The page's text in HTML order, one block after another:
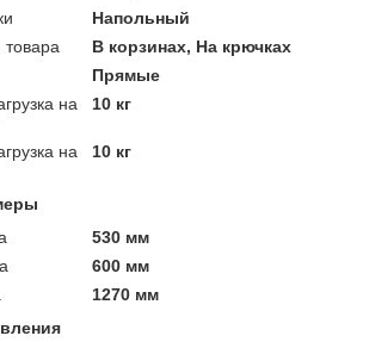
Напольный
В корзинах, На крючках
Прямые
на
10 кг
на
10 кг
530 мм
600 мм
1270 мм